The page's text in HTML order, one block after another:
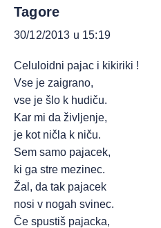
Tagore
30/12/2013 u 15:19
Celuloidni pajac i kikiriki !
Vse je zaigrano,
vse je šlo k hudiču.
Kar mi da življenje,
je kot ničla k niču.
Sem samo pajacek,
ki ga stre mezinec.
Žal, da tak pajacek
nosi v nogah svinec.
Če spustiš pajacka,